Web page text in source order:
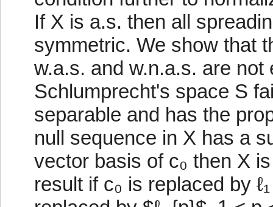
If X is a.s. then all
symmetric. We show that
w.a.s. and w.n.a.s. are
Schlumprecht's space S
separable and has the
null sequence in X has a
vector basis of c₀ then X
result if c₀ is replaced by